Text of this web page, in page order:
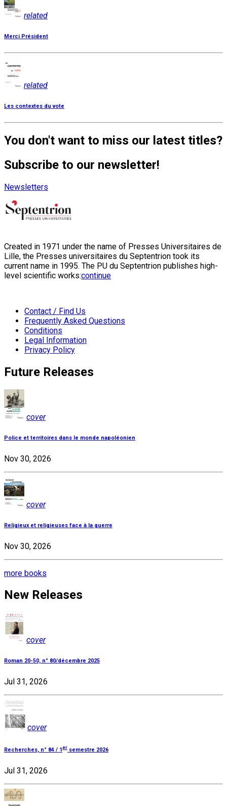
related
Merci Président
related
Les contextes du vote
You don't want to miss our latest titles?
Subscribe to our newsletter!
Newsletters
Created in 1971 under the name of Presses Universitaires de
Lille, the Presses universitaires du Septentrion took its
current name in 1995. The PU du Septentrion publishes high-
level scientific works:continue
Contact / Find Us
Frequently Asked Questions
Conditions
Legal Information
Privacy Policy
Future Releases
cover
Police et territoires dans le monde napoléonien
Nov 30, 2026
cover
Religieux et religieuses face à la guerre
Nov 30, 2026
more books
New Releases
cover
Roman 20-50, n° 80/décembre 2025
Jul 31, 2026
cover
Recherches, n° 84 / 1er semestre 2026
Jul 31, 2026